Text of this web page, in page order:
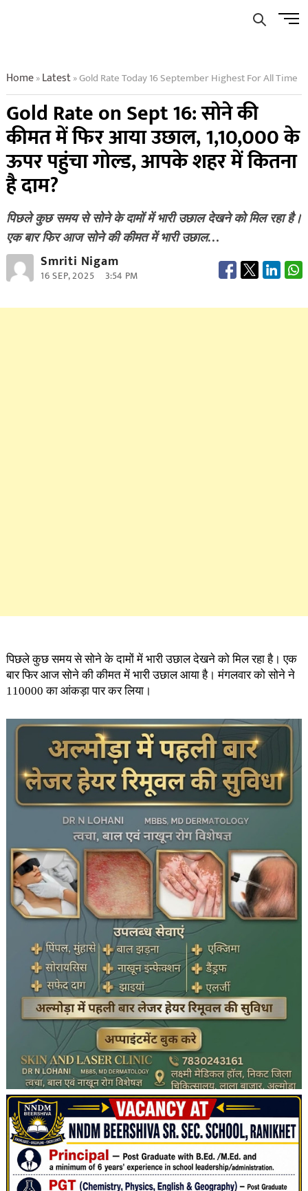
Menu
Home»Latest»Gold Rate Today 16 September Highest For All Time
Gold Rate on Sept 16: सोने की
कीमत में फिर आया उछाल, 1,10,000 के
ऊपर पहुंचा गोल्ड, आपके शहर में कितना
है दाम?
पिछले कुछ समय से सोने के दामों में भारी उछाल देखने को मिल रहा है।
एक बार फिर आज सोने की कीमत में भारी उछाल…
Smriti Nigam
16 SEP, 2025 3:54 PM
पिछले कुछ समय से सोने के दामों में भारी उछाल देखने को मिल रहा है। एक
बार फिर आज सोने की कीमत में भारी उछाल आया है। मंगलवार को सोने ने
110000 का आंकड़ा पार कर लिया।